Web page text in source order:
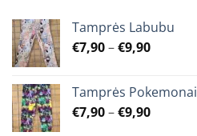
be
chosen
product
page
Tamprės Labubu
€7,90–€9,90Price
through
€9,90
Tamprės Pokemonai
€7,90–€9,90Price